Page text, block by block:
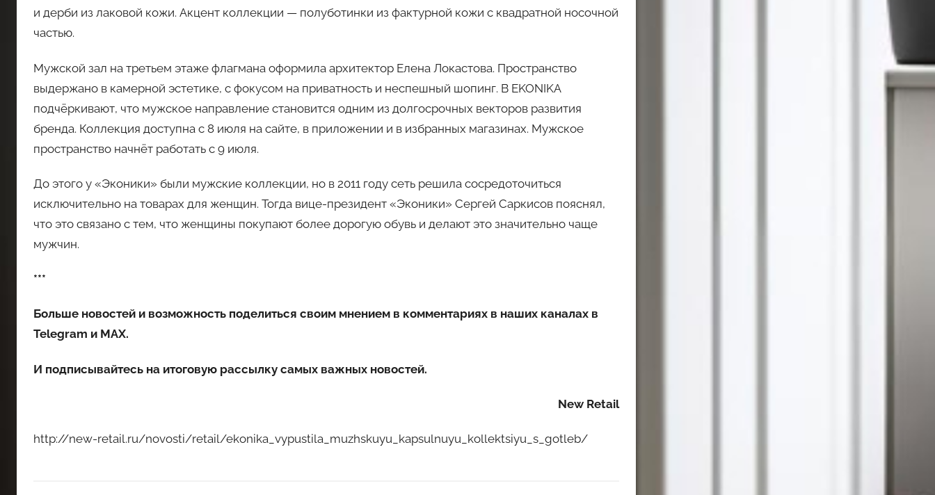
и дерби из лаковой кожи. Акцент коллекции — полуботинки из фактурной кожи с квадратной носочной
частью.
Мужской зал на третьем этаже флагмана оформила архитектор Елена Локастова. Пространство
выдержано в камерной эстетике, с фокусом на приватность и неспешный шопинг. В EKONIKA
подчёркивают, что мужское направление становится одним из долгосрочных векторов развития
бренда. Коллекция доступна с 8 июля на сайте, в приложении и в избранных магазинах. Мужское
пространство начнёт работать с 9 июля.
До этого у «Эконики» были мужские коллекции, но в 2011 году сеть решила сосредоточиться
исключительно на товарах для женщин. Тогда вице-президент «Эконики» Сергей Саркисов пояснял,
что это связано с тем, что женщины покупают более дорогую обувь и делают это значительно чаще
мужчин.
***
Больше новостей и возможность поделиться своим мнением в комментариях в наших каналах в
Telegram и MAX.
И подписывайтесь на итоговую рассылку самых важных новостей.
New Retail
http://new-retail.ru/novosti/retail/ekonika_vypustila_muzhskuyu_kapsulnuyu_kollektsiyu_s_gotleb/